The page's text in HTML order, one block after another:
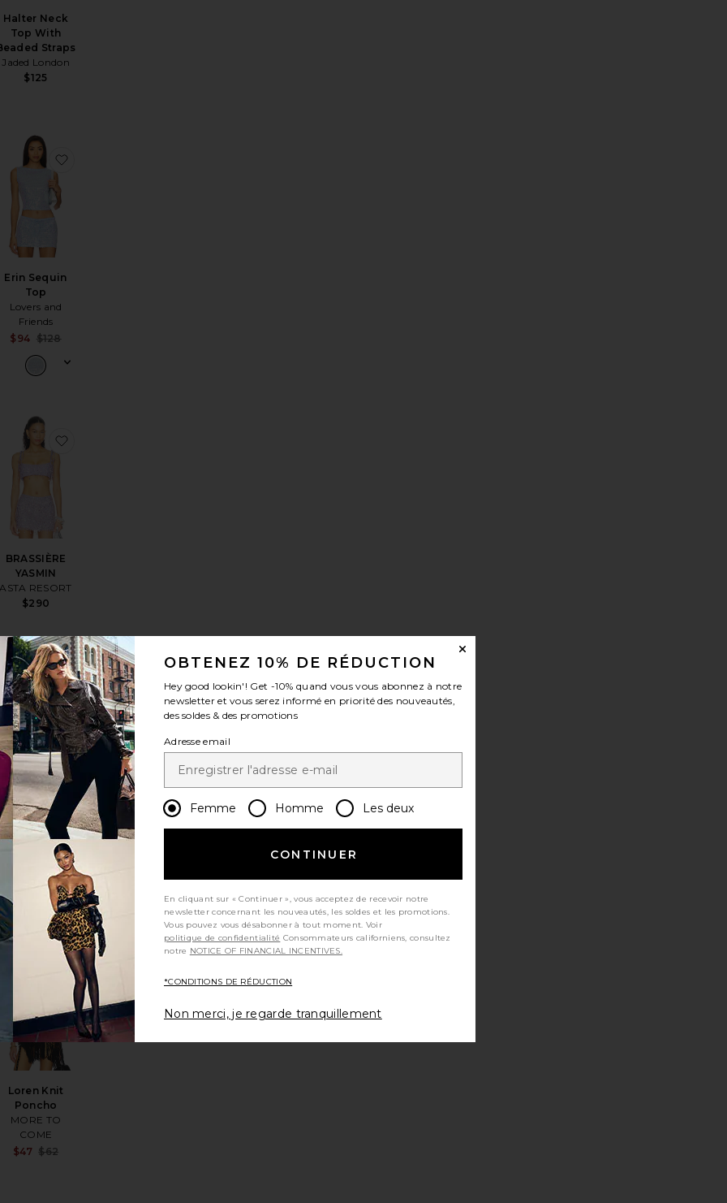
Halter Neck
Top With
Straps
Jaded London
$125
UNE ÉPAULE DÉNUDÉE REMI
aux préférésYasmin Hand Beaded Bralette
Erin Sequin
Top
Lovers and
Friends
$94 $128
Corset Top in Ivory
Top
aux préférésEira Top
BRASSIÈRE
YASMIN
ASTA RESORT
$290
BUTTONNU KENZIE
aux préférésCorset With Oversized Studs
Haut
MANDALAY
ajouter aux préférésHaut
FANTAISIE FREE PEOPLE ROBBIE
aux préférésPraia Top
Loren Knit
Poncho
MORE TO
COME
$47 $62
ajouter aux préférésLoren Knit Poncho
OBTENEZ 10% DE RÉDUCTION
Hey good lookin'! Get -10% quand vous vous abonnez à notre
newsletter et vous serez informé en priorité des nouveautés,
des soldes & des promotions
Adresse email
Femme Homme Les deux
CONTINUER
En cliquant sur « Continuer », vous acceptez de recevoir notre
newsletter concernant les nouveautés, les soldes et les promotions.
Vous pouvez vous désabonner à tout moment. Voir
politique de confidentialité
notre NOTICE OF FINANCIAL INCENTIVES.
*CONDITIONS DE RÉDUCTION
Non merci, je regarde tranquillement